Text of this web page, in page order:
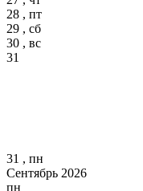
28 , пт
29 , сб
30 , вс
31
31 , пн
Сентябрь 2026
пн